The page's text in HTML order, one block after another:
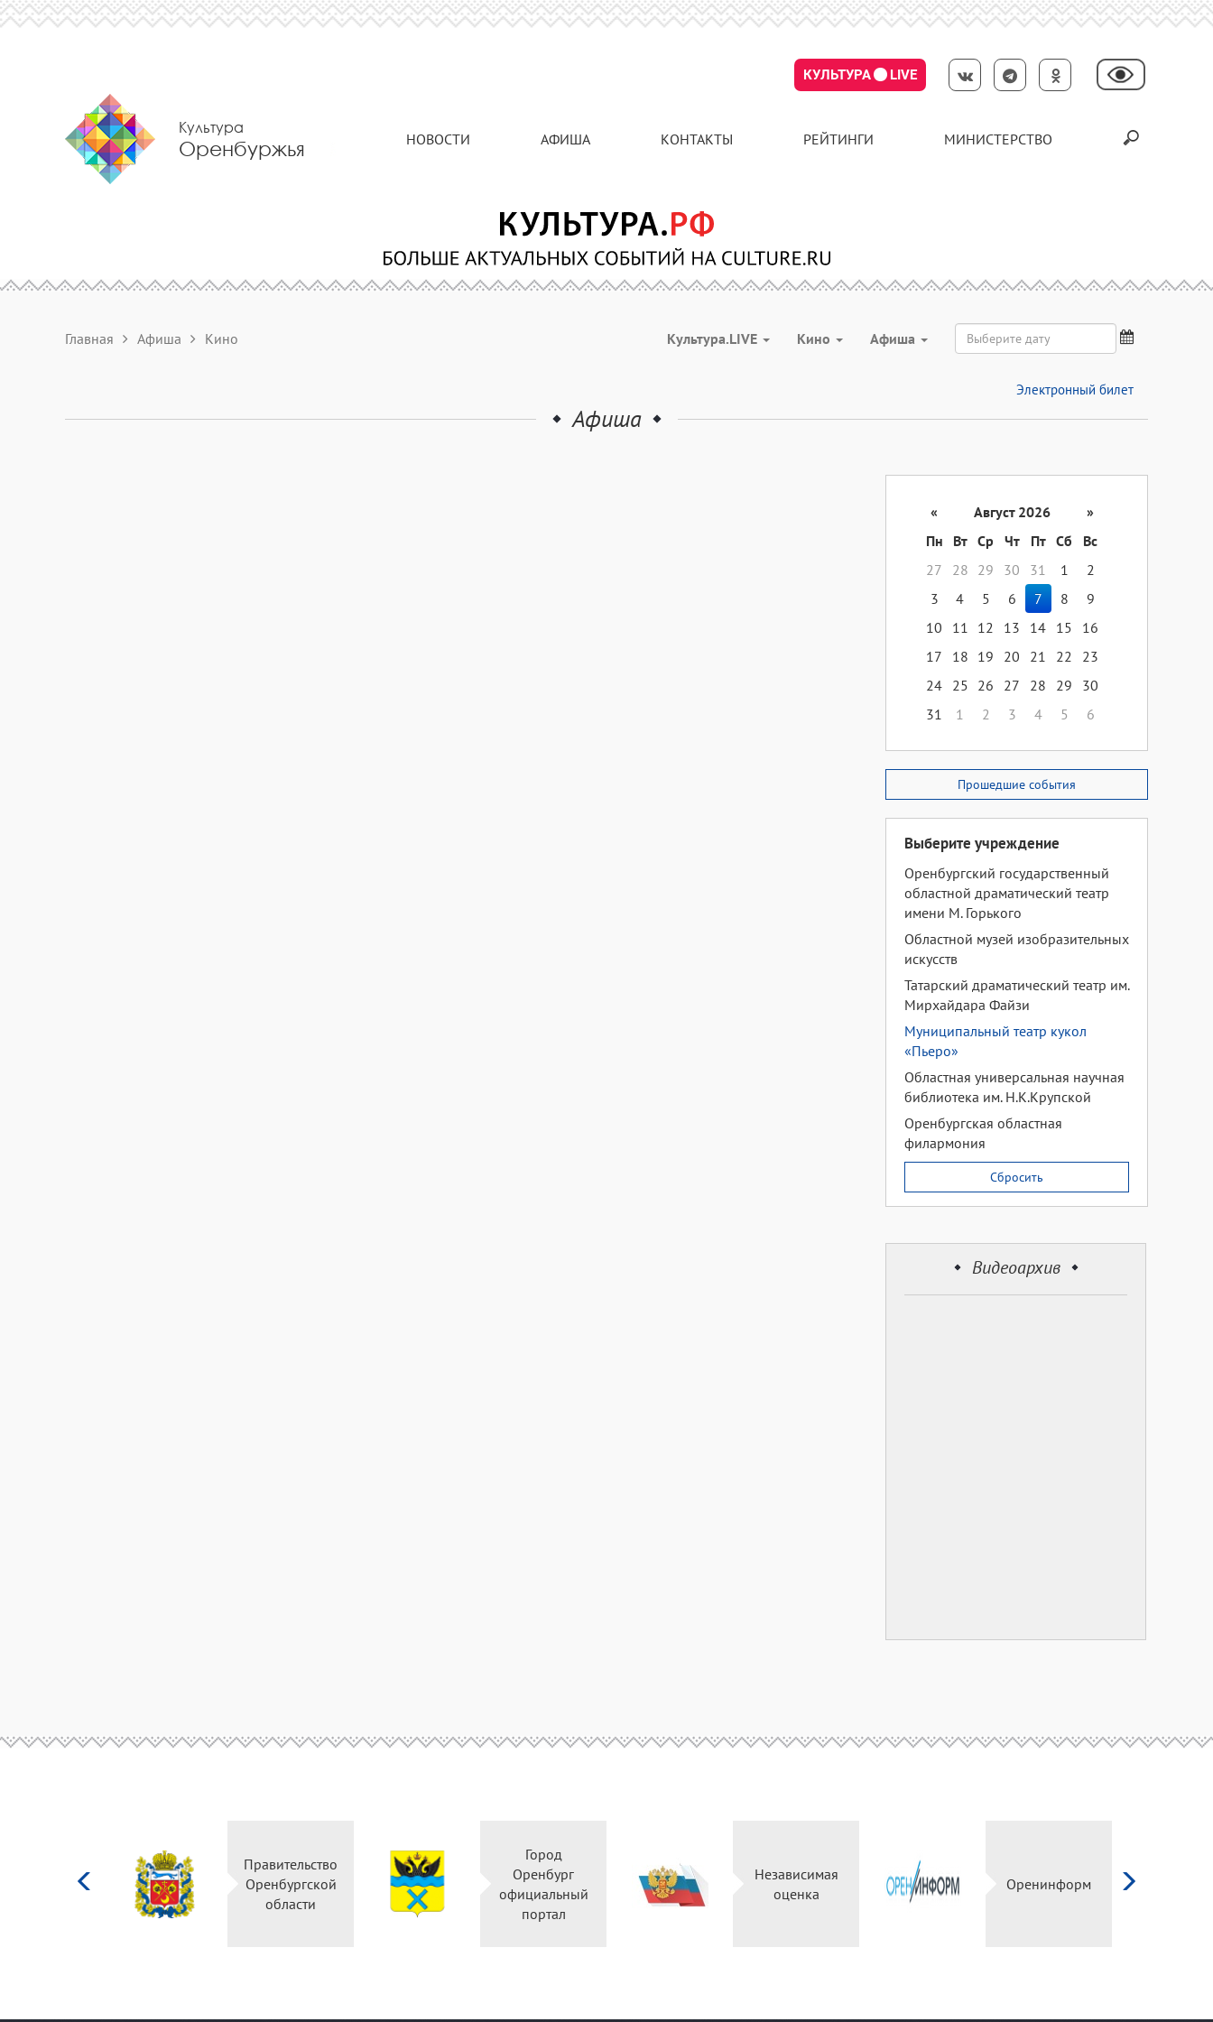
КУЛЬТУРА LIVE
Культура
Оренбуржья НОВОСТИ АФИША КОНТАКТЫ РЕЙТИНГИ МИНИСТЕРСТВО
Главная Афиша Кино Культура.LIVE Кино Aфиша
Электронный билет
Афиша
« Август 2026
»
Пн
Вт Ср Чт Пт Сб
Вс
27
28 29 30 31 1
2
3
4 5 6 7 8
9
10
11 12 13 14 15
16
17
18 19 20 21 22
23
24 25 26 27 28 29
30
31
1 2 3 4 5 6
Прошедшие события
Выберите учреждение
Оренбургский государственный
областной драматический театр
имени М. Горького
Областной музей изобразительных
искусств
Татарский драматический театр им.
Мирхайдара Файзи
Муниципальный театр кукол
«Пьеро»
Областная универсальная научная
библиотека им. Н.К.Крупской
Оренбургская областная
филармония
Сбросить
Видеоархив
Правительство
Оренбургской
области
Город
Оренбург
официальный
портал
Независимая
оценка
Оренинформ